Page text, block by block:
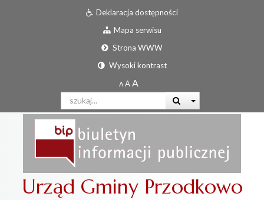
Deklaracja dostępności
Mapa serwisu
Strona WWW
Wysoki kontrast
Urząd Gminy Przodkowo